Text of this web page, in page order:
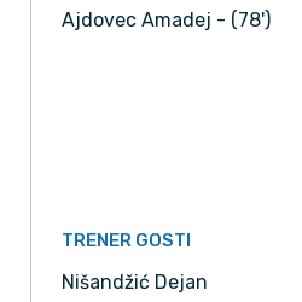
Ajdovec Amadej - (78')
TRENER GOSTI
Nišandžić Dejan